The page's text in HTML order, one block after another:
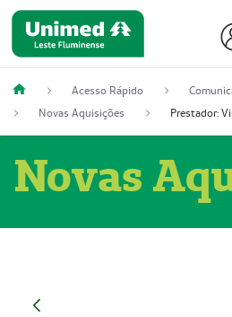
Acesso Rápido
Novas Aquisições
Novas